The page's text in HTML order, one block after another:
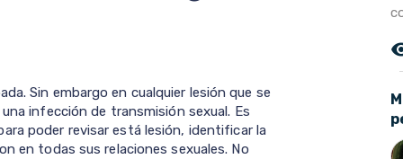
Sin embargo en cualquier lesión que se
infección de transmisión sexual. Es
poder revisar está lesión, identificar la
en todas sus relaciones sexuales. No